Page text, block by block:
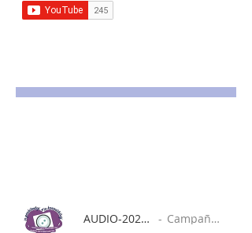
AUDIO-2020-11-25-17-35-56 (online-audio- Campaña "me quiero me cuido" spot 3.